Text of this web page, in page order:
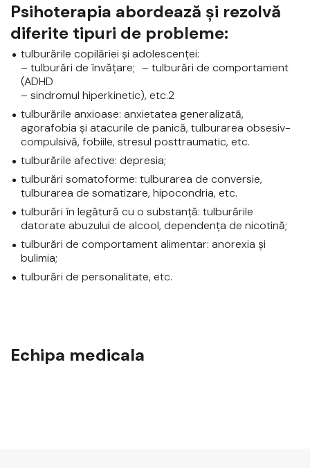
Psihoterapia abordează şi rezolvă
diferite tipuri de probleme:
tulburările copilăriei şi adolescenţei:
– tulburări de învăţare; – tulburări de comportament
(ADHD
– sindromul hiperkinetic), etc.2
tulburările anxioase: anxietatea generalizată,
agorafobia şi atacurile de panică, tulburarea obsesiv-
compulsivă, fobiile, stresul posttraumatic, etc.
tulburările afective: depresia;
tulburări somatoforme: tulburarea de conversie,
tulburarea de somatizare, hipocondria, etc.
tulburări în legătură cu o substanţă: tulburările
datorate abuzului de alcool, dependenţa de nicotină;
tulburări de comportament alimentar: anorexia şi
bulimia;
tulburări de personalitate, etc.
Echipa medicala